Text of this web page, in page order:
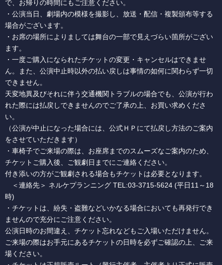
で、お帰りの時間にもご注意ください。
・公演当日、劇場内の模様を撮影し、放送・配信・複製頒布等する
場合がございます。
・お席の場所によりましては舞台の一部で見えづらい箇所がござい
ます。
・一度ご購入になられたチケットの変更・キャンセルはできませ
ん。また、公演中止時以外の払い戻しは事情の如何に関わらず一切
できません。
天変地異及びそれに伴う交通機関トラブルの場合でも、公演が行わ
れた際には払戻しできませんのでご了承の上、お買い求めくださ
い。
（公演が中止になった場合には、公式ＨＰにて払戻し方法のご案内
をさせていただきます）
・車椅子でご来場の際は、お座席までのスムーズなご案内のため、
チケットご購入後、ご観劇日までにご連絡ください。
付き添いの方がご観劇される場合もチケットは必要となります。
＜連絡先＞ ネルケプランニング TEL:03-3715-5624 (平日11～18
時)
・チケットは、紛失・盗難などいかなる場合においても再発行でき
ませんので充分にご注意ください。
公演日時のお間違え、チケット忘れなどもご入場いただけません。
ご来場の際はお手元にあるチケットの日時を必ずご確認の上、ご来
場ください。